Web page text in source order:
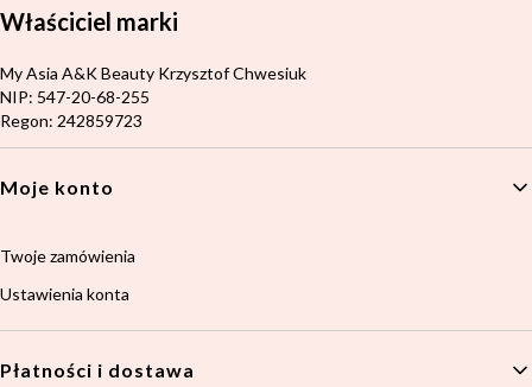
Właściciel marki
Adres:
My Asia A&K Beauty Krzysztof Chwesiuk
NIP: 547-20-68-255
Regon: 242859723
Linki w stopce
Moje konto
Twoje zamówienia
Ustawienia konta
Płatności i dostawa